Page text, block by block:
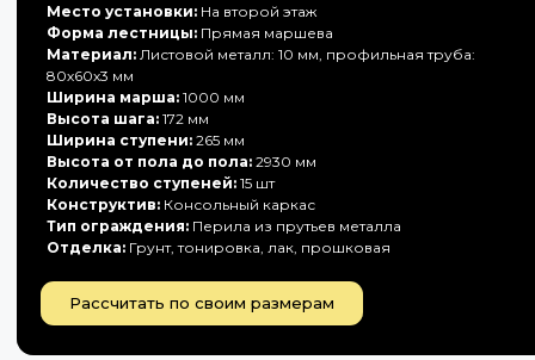
Место установки: На второй этаж
Форма лестницы: Прямая маршева
Материал: Листовой металл: 10 мм, профильная труба:
80х60х3 мм
Ширина марша: 1000 мм
Высота шага: 172 мм
Ширина ступени: 265 мм
Высота от пола до пола: 2930 мм
Количество ступеней: 15 шт
Конструктив: Консольный каркас
Тип ограждения: Перила из прутьев металла
Отделка: Грунт, тонировка, лак, прошковая
Рассчитать по своим размерам